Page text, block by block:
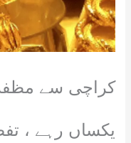
کراچی سے
یکساں رہے ،